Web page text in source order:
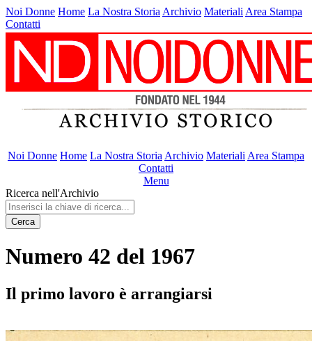
Noi Donne Home La Nostra Storia Archivio Materiali Area Stampa
Contatti
Noi Donne Home La Nostra Storia Archivio Materiali Area Stampa
Contatti
Menu
Ricerca nell'Archivio
Cerca
Numero 42 del 1967
Il primo lavoro è arrangiarsi